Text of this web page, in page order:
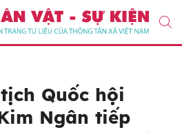
Quốc hội
Ngân tiếp